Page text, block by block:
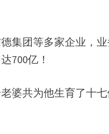
集团等多家企业，
700亿！
婆共为他生育了十